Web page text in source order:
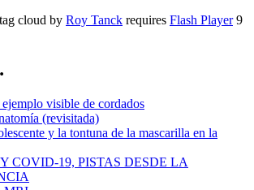
cloud by Roy Tanck requires Flash Player9
visible de cordados
(revisitada)
y la tontuna de la mascarilla en la
COVID-19, PISTAS DESDE LA